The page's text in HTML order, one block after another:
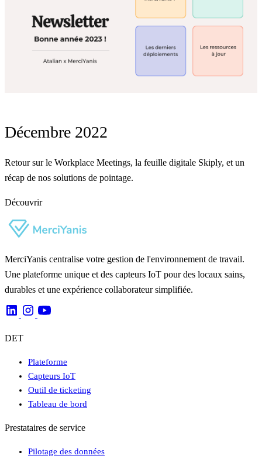
Décembre 2022
Retour sur le Workplace Meetings, la feuille digitale Skiply, et un
récap de nos solutions de pointage.
Découvrir
MerciYanis centralise votre gestion de l'environnement de travail.
Une plateforme unique et des capteurs IoT pour des locaux sains,
durables et une expérience collaborateur simplifiée.
DET
Plateforme
Capteurs IoT
Outil de ticketing
Tableau de bord
Prestataires de service
Pilotage des données